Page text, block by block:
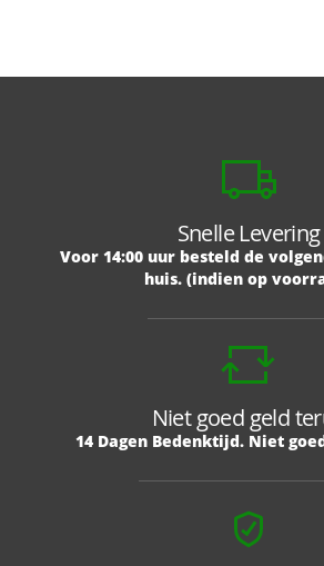
Snelle Levering
Voor 14:00 uur besteld de
huis. (indien op
Niet goed geld
14 Dagen Bedenktijd. Niet